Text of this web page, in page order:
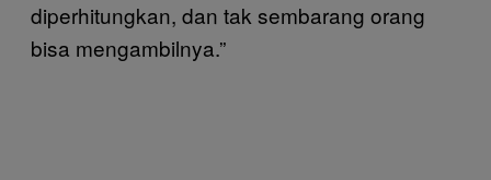
diperhitungkan, dan tak sembarang orang
bisa mengambilnya.”